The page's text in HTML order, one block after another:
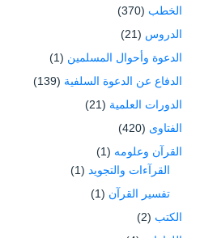
الخطب (370)
الدروس (21)
الدعوة وأحوال المسلمين (1)
الدفاع عن الدعوة السلفية (139)
الدورات العلمية (21)
الفتاوى (420)
القرآن وعلومه (1)
القرآءات والتجويد (1)
تفسير القرآن (1)
الكتب (2)